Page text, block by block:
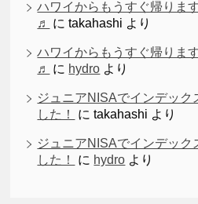
ハワイからもうすぐ帰りま
♬
にtakahashi より
ハワイからもうすぐ帰りま
♬
に hydro より
ジュニアNISAでインデック
した！
にtakahashi より
ジュニアNISAでインデック
した！
に hydro より